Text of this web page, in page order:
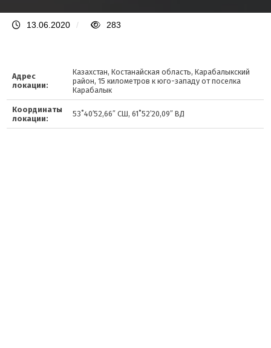
13.06.2020 / 283
Адрес
локации:
Казахстан, Костанайская область, Карабалыкский
район, 15 километров к юго-западу от поселка
Карабалык
Координаты
локации:
53˚40′52,66″ СШ, 61˚52′20,09″ ВД